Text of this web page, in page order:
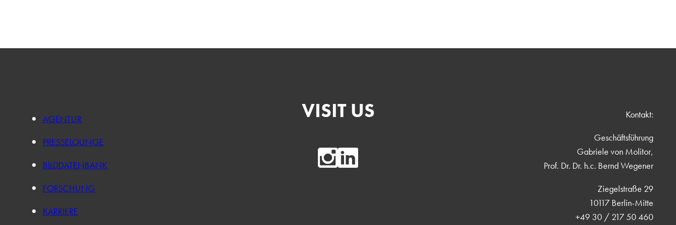
AGENTUR
PRESSELOUNGE
BILDDATENBANK
FORSCHUNG
KARRIERE
VISIT US
Kontakt:
Geschäftsführung
Gabriele von Molitor,
Prof. Dr. Dr. h.c. Bernd Wegener
Ziegelstraße 29
10117 Berlin-Mitte
+49 30 / 217 50 460